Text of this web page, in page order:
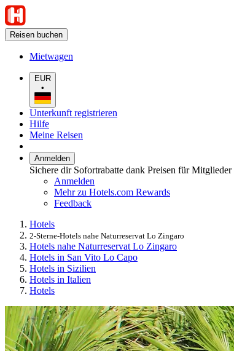
Reisen buchen
Mietwagen
EUR
•
Unterkunft registrieren
Hilfe
Meine Reisen
Anmelden
Sichere dir Sofortrabatte dank Preisen für Mitglieder
Anmelden
Mehr zu Hotels.com Rewards
Feedback
Hotels
2-Sterne-Hotels nahe Naturreservat Lo Zingaro
Hotels nahe Naturreservat Lo Zingaro
Hotels in San Vito Lo Capo
Hotels in Sizilien
Hotels in Italien
Hotels